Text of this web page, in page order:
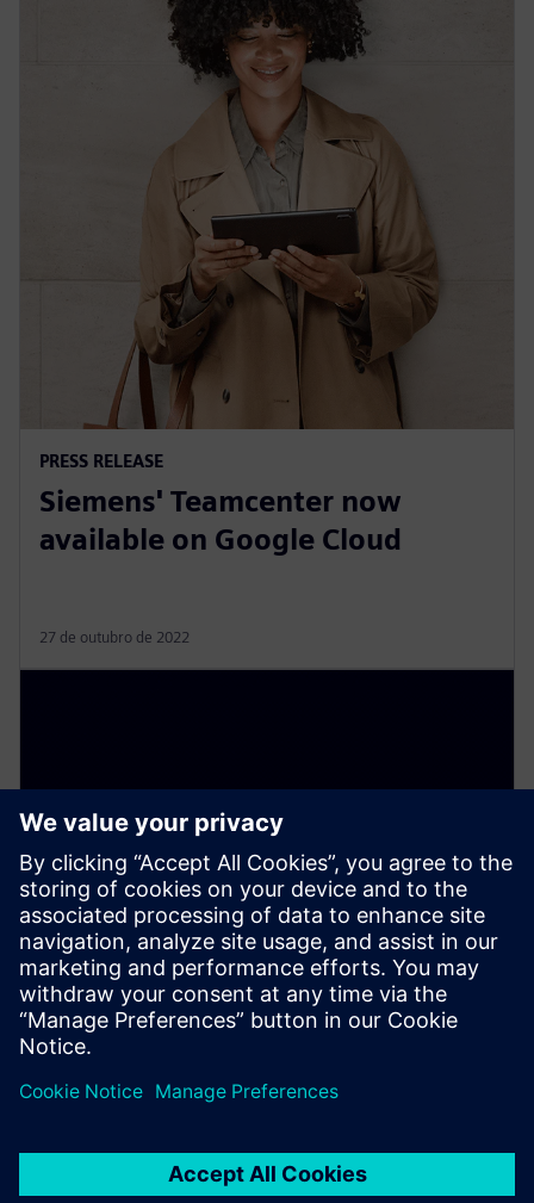
PRESS RELEASE
Siemens' Teamcenter now
available on Google Cloud
27 de outubro de 2022